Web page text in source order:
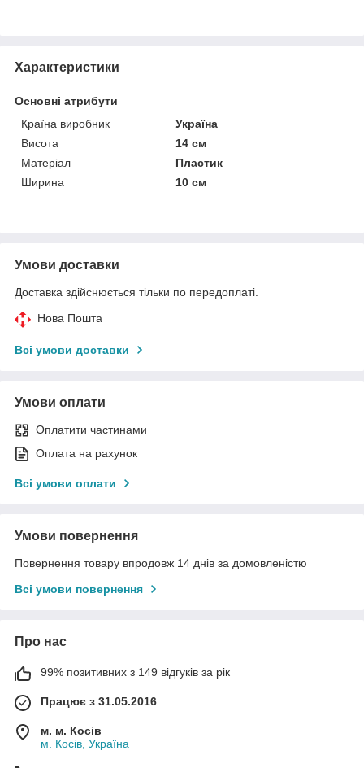
Характеристики
Основні атрибути
Країна виробник
Україна
Висота
14 см
Матеріал
Пластик
Ширина
10 см
Умови доставки
Доставка здійснюється тільки по передоплаті.
Нова Пошта
Всі умови доставки
Умови оплати
Оплатити частинами
Оплата на рахунок
Всі умови оплати
Умови повернення
Повернення товару впродовж 14 днів за домовленістю
Всі умови повернення
Про нас
99% позитивних з 149 відгуків за рік
Працює з 31.05.2016
м. м. Косів
м. Косів, Україна